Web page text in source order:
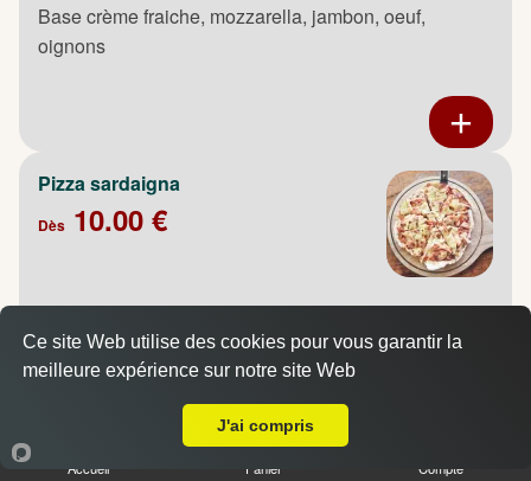
Base crème fraiche, mozzarella, jambon, oeuf,
oignons
Pizza sardaigna
Dès 10.00 €
de terre, oignons, oeuf
Accueil Panier Compte
Ce site Web utilise des cookies pour vous garantir la
meilleure expérience sur notre site Web
J'ai compris